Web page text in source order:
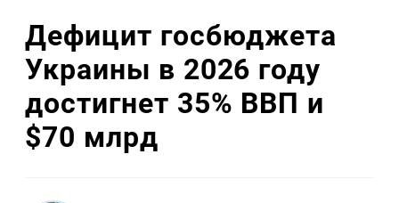
Дефицит госбюджета
Украины в 2026 году
достигнет 35% ВВП и
$70 млрд